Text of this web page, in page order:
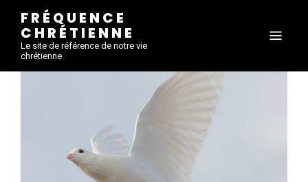
FRÉQUENCE
CHRÉTIENNE
Le site de référence de notre vie
chrétienne